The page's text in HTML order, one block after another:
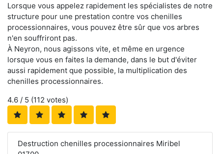
Lorsque vous appelez rapidement les spécialistes de notre
structure pour une prestation contre vos chenilles
processionnaires, vous pouvez être sûr que vos arbres
n'en souffriront pas.
À Neyron, nous agissons vite, et même en urgence
lorsque vous en faites la demande, dans le but d'éviter
aussi rapidement que possible, la multiplication des
chenilles processionnaires.
4.6 / 5 (112 votes)
Destruction chenilles processionnaires Miribel